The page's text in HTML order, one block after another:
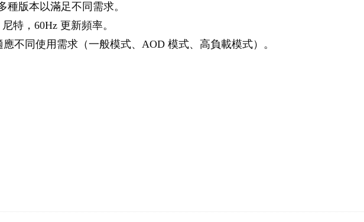
版本以滿足不同需求。
特，60Hz 更新頻率。
不同使用需求（一般模式、AOD 模式、高負載模式）。